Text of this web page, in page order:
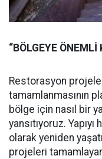
“BÖLGEYE
Restorasyon
tamamlanmasının
bölge için nasıl bir
yansıtıyoruz. Yapıyı
olarak yeniden
projeleri